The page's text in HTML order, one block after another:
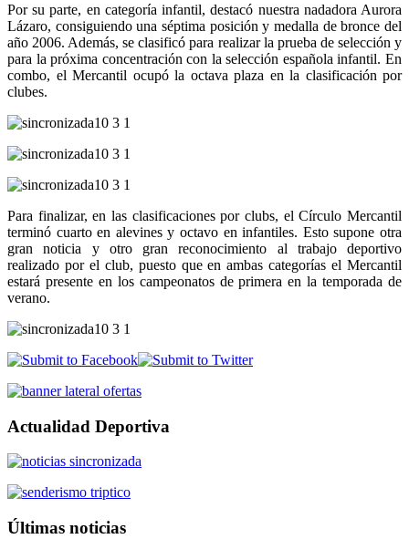
Por su parte, en categoría infantil, destacó nuestra nadadora Aurora
Lázaro, consiguiendo una séptima posición y medalla de bronce del
año 2006. Además, se clasificó para realizar la prueba de selección y
para la próxima concentración con la selección española infantil. En
combo, el Mercantil ocupó la octava plaza en la clasificación por
clubes.
Para finalizar, en las clasificaciones por clubs, el Círculo Mercantil
terminó cuarto en alevines y octavo en infantiles. Esto supone otra
gran noticia y otro gran reconocimiento al trabajo deportivo
realizado por el club, puesto que en ambas categorías el Mercantil
estará presente en los campeonatos de primera en la temporada de
verano.
Actualidad Deportiva
Últimas noticias